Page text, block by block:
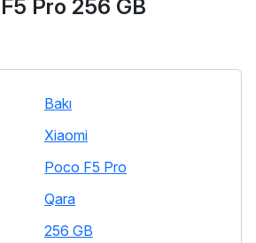
Pro 256 GB
Bakı
Xiaomi
Poco F5 Pro
Qara
256 GB